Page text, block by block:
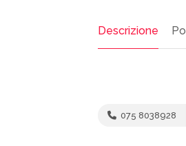
Descrizione
075 8038928